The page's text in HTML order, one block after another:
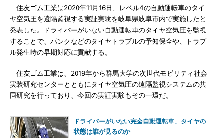
住友ゴム工業は2020年11月16日、レベル4の自動運転車のタイ
ヤ空気圧を遠隔監視する実証実験を岐阜県岐阜市内で実施したと
発表した。ドライバーがいない自動運転車のタイヤ空気圧を監視
することで、パンクなどのタイヤトラブルの予知保全や、トラブ
ル発生時の早期対応に貢献する。
住友ゴム工業は、2019年から群馬大学の次世代モビリティ社会
実装研究センターとともにタイヤ空気圧の遠隔監視システムの共
同研究を行っており、今回の実証実験もその一環だ。
ドライバーがいない完全自動運転車、タイヤの
状態は誰が見るのか